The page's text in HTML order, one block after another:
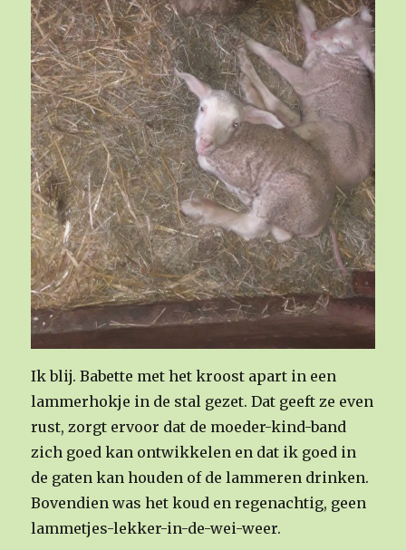
Ik blij. Babette met het kroost apart in een
lammerhokje in de stal gezet. Dat geeft ze even
rust, zorgt ervoor dat de moeder-kind-band
zich goed kan ontwikkelen en dat ik goed in
de gaten kan houden of de lammeren drinken.
Bovendien was het koud en regenachtig, geen
lammetjes-lekker-in-de-wei-weer.